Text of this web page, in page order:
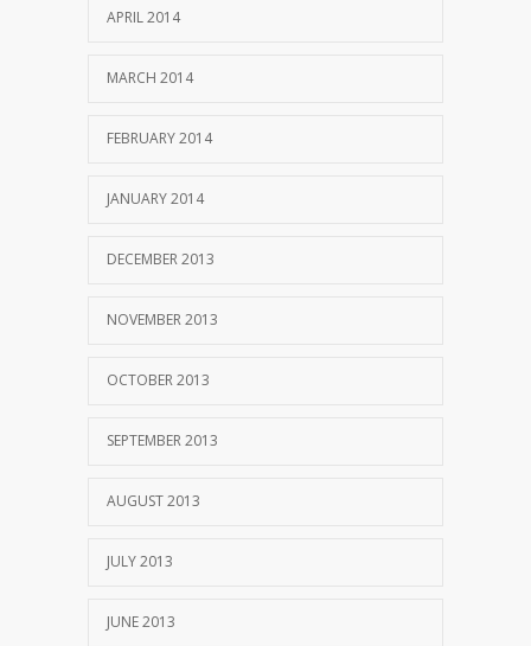
APRIL 2014
MARCH 2014
FEBRUARY 2014
JANUARY 2014
DECEMBER 2013
NOVEMBER 2013
OCTOBER 2013
SEPTEMBER 2013
AUGUST 2013
JULY 2013
JUNE 2013